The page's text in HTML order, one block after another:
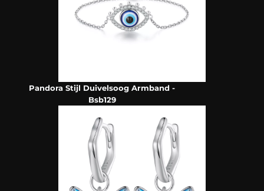
Pandora Stijl Duivelsoog Armband -
Bsb129